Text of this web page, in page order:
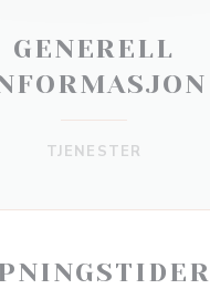
GENERELL
TJENESTER